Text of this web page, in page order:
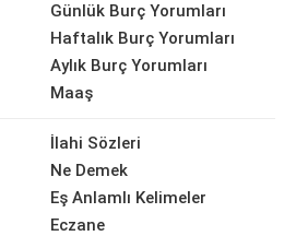
Günlük Burç Yorumları
Haftalık Burç Yorumları
Aylık Burç Yorumları
Maaş
İlahi Sözleri
Ne Demek
Eş Anlamlı Kelimeler
Eczane